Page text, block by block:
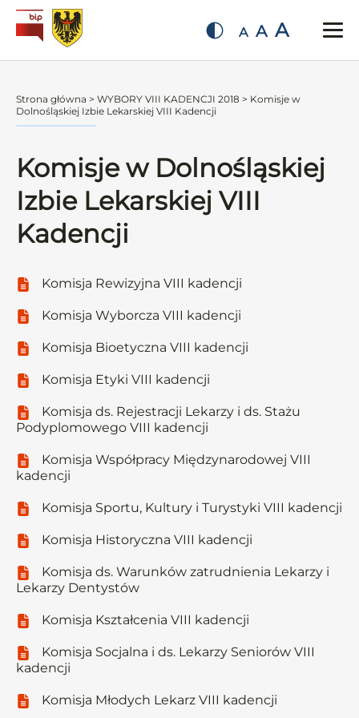
A A A
Strona główna > WYBORY VIII KADENCJI 2018 > Komisje w
Dolnośląskiej Izbie Lekarskiej VIII Kadencji
Komisje w Dolnośląskiej
Izbie Lekarskiej VIII
Kadencji
Komisja Rewizyjna VIII kadencji
Komisja Wyborcza VIII kadencji
Komisja Bioetyczna VIII kadencji
Komisja Etyki VIII kadencji
Komisja ds. Rejestracji Lekarzy i ds. Stażu
Podyplomowego VIII kadencji
Komisja Współpracy Międzynarodowej VIII
kadencji
Komisja Sportu, Kultury i Turystyki VIII kadencji
Komisja Historyczna VIII kadencji
Komisja ds. Warunków zatrudnienia Lekarzy i
Lekarzy Dentystów
Komisja Kształcenia VIII kadencji
Komisja Socjalna i ds. Lekarzy Seniorów VIII
kadencji
Komisja Młodych Lekarz VIII kadencji